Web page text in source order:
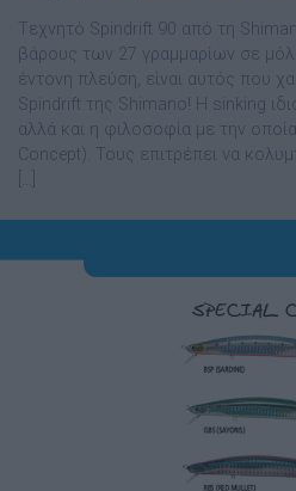
Tεχνητό Spindrift 90 από τη
βάρους των 27 γραµµαρίων σε
έντονη πλεύση, είναι αυτός που
Spindrift της Shimano! Η sinking
αλλά και η φιλοσοφία µε την
Concept). Τους επιτρέπει να